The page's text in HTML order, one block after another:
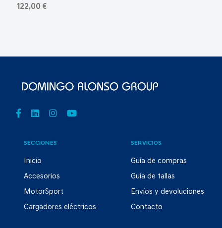
122,00 €
SECCIONES
Inicio
Accesorios
MotorSport
Cargadores eléctricos
SERVICIOS
Guía de compras
Guía de tallas
Envíos y devoluciones
Contacto